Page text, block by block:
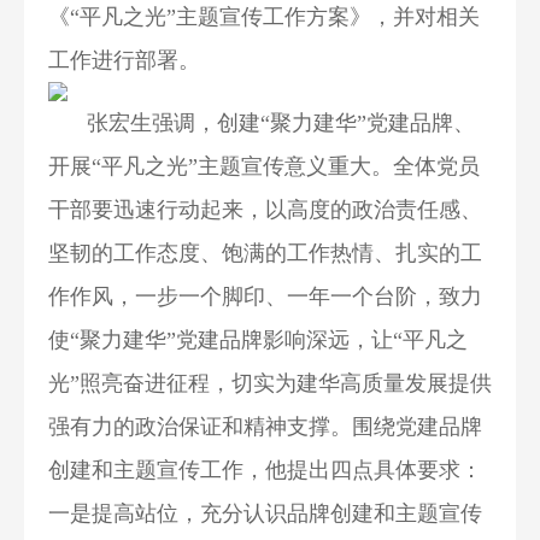
《“平凡之光”主题宣传工作方案》，并对相关
工作进行部署。
张宏生强调，创建“聚力建华”党建品牌、
开展“平凡之光”主题宣传意义重大。全体党员
干部要迅速行动起来，以高度的政治责任感、
坚韧的工作态度、饱满的工作热情、扎实的工
作作风，一步一个脚印、一年一个台阶，致力
使“聚力建华”党建品牌影响深远，让“平凡之
光”照亮奋进征程，切实为建华高质量发展提供
强有力的政治保证和精神支撑。围绕党建品牌
创建和主题宣传工作，他提出四点具体要求：
一是提高站位，充分认识品牌创建和主题宣传